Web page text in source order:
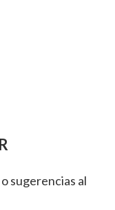
sugerencias al